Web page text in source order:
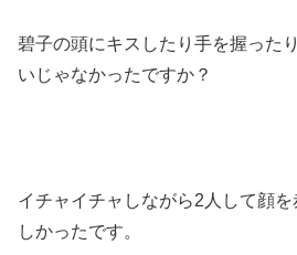
碧子の頭にキスしたり手を握った
いじゃなかったですか？
イチャイチャしながら2人して顔
しかったです。